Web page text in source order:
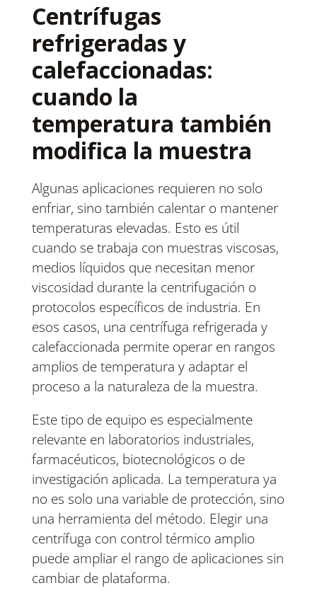
Centrífugas
refrigeradas y
calefaccionadas:
cuando la
temperatura también
modifica la muestra
Algunas aplicaciones requieren no solo
enfriar, sino también calentar o mantener
temperaturas elevadas. Esto es útil
cuando se trabaja con muestras viscosas,
medios líquidos que necesitan menor
viscosidad durante la centrifugación o
protocolos específicos de industria. En
esos casos, una centrífuga refrigerada y
calefaccionada permite operar en rangos
amplios de temperatura y adaptar el
proceso a la naturaleza de la muestra.
Este tipo de equipo es especialmente
relevante en laboratorios industriales,
farmacéuticos, biotecnológicos o de
investigación aplicada. La temperatura ya
no es solo una variable de protección, sino
una herramienta del método. Elegir una
centrífuga con control térmico amplio
puede ampliar el rango de aplicaciones sin
cambiar de plataforma.